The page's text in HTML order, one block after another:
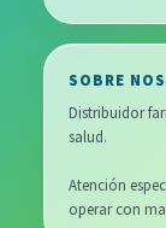
SOBRE
Distribuidor
salud.
Atención
operar con